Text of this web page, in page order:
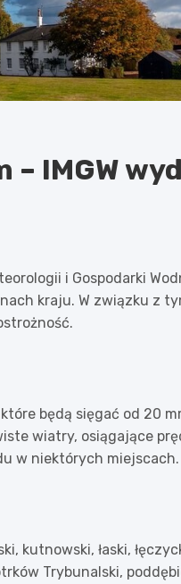
IMGW
i Gospodarki
kraju. W związku z
które będą sięgać od 20
wiatry, osiągające
w niektórych miejscach.
kutnowski, łaski,
Trybunalski,